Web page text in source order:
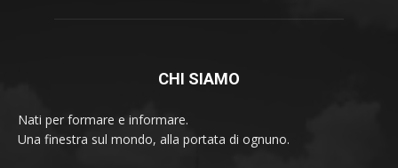
CHI SIAMO
Nati per formare e informare.
Una finestra sul mondo, alla portata di ognuno.